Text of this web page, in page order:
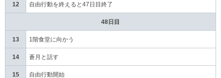
12 自由行動を終えると47日目終了
48日目
13 1階食堂に向かう
14 蒼月と話す
15 自由行動開始